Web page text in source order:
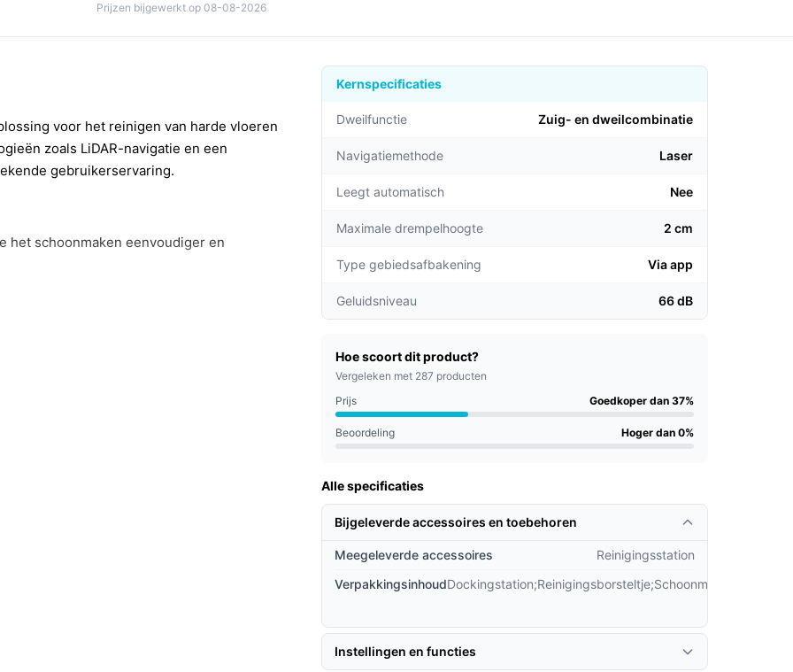
Prijzen bijgewerkt op 08-08-2026
voor het reinigen van harde vloeren
zoals LiDAR-navigatie en een
gebruikerservaring.
het schoonmaken eenvoudiger en
Kernspecificaties
Dweilfunctie Zuig- en dweilcombinatie​
Navigatiemethode Laser
Leegt automatisch Nee
Maximale drempelhoogte 2 cm
Type gebiedsafbakening Via app
Geluidsniveau 66 dB
Hoe scoort dit product?
Vergeleken met 287 producten
Prijs
Goedkoper dan 37%
Beoordeling Hoger dan 0%
Alle specificaties
Bijgeleverde accessoires en toebehoren
Meegeleverde accessoires
Reinigingsstation
Verpakkingsinhoud
Instellingen en functies